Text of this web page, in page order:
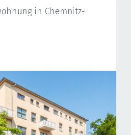
in Chemnitz-